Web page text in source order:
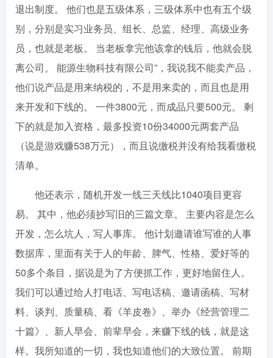
退出制度。 他们也是五级体系，三级体系中也有五个级
别，分别是实习业务员、组长、总监、经理、高级业务
员，也就是老板。 当老板拿完他该拿的钱后，他就会脱
离公司。 能源生物科技有限公司”，我说我不能卖产品，
他们说产品是用来纳税的，不是用来卖的，而且也是用
来开发和下线的。 一件3800元，而成品只要500元。 剩
下的就是加入资格，最多投资10份34000元两套产品
（说是游戏赚538万元），而且说缴税并没有给我看缴税
清单。
他还表示，随机开发一线三天线比1040项目更容
易。 其中，他必须抄写旧的三篇文章。 主要内容是怎么
开发，怎么坑人，写人事库。 他计划邀请谁写谁的人事
数据库，里面有关于人的年龄、脾气、性格、爱好等的
50多个条目，据说是为了方便抓工作，更好地留住人。
我们可以通过给人打电话、写电话稿、邀请函稿、写材
料、谈判、质量稿、看《羊皮卷》、举办《经营管理二
十篇》、新人早会、前辈早会，来赚下线的钱，就是这
样。我所知道的一切，我也知道他们的大致位置。 前期